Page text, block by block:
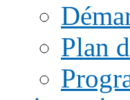
Plan